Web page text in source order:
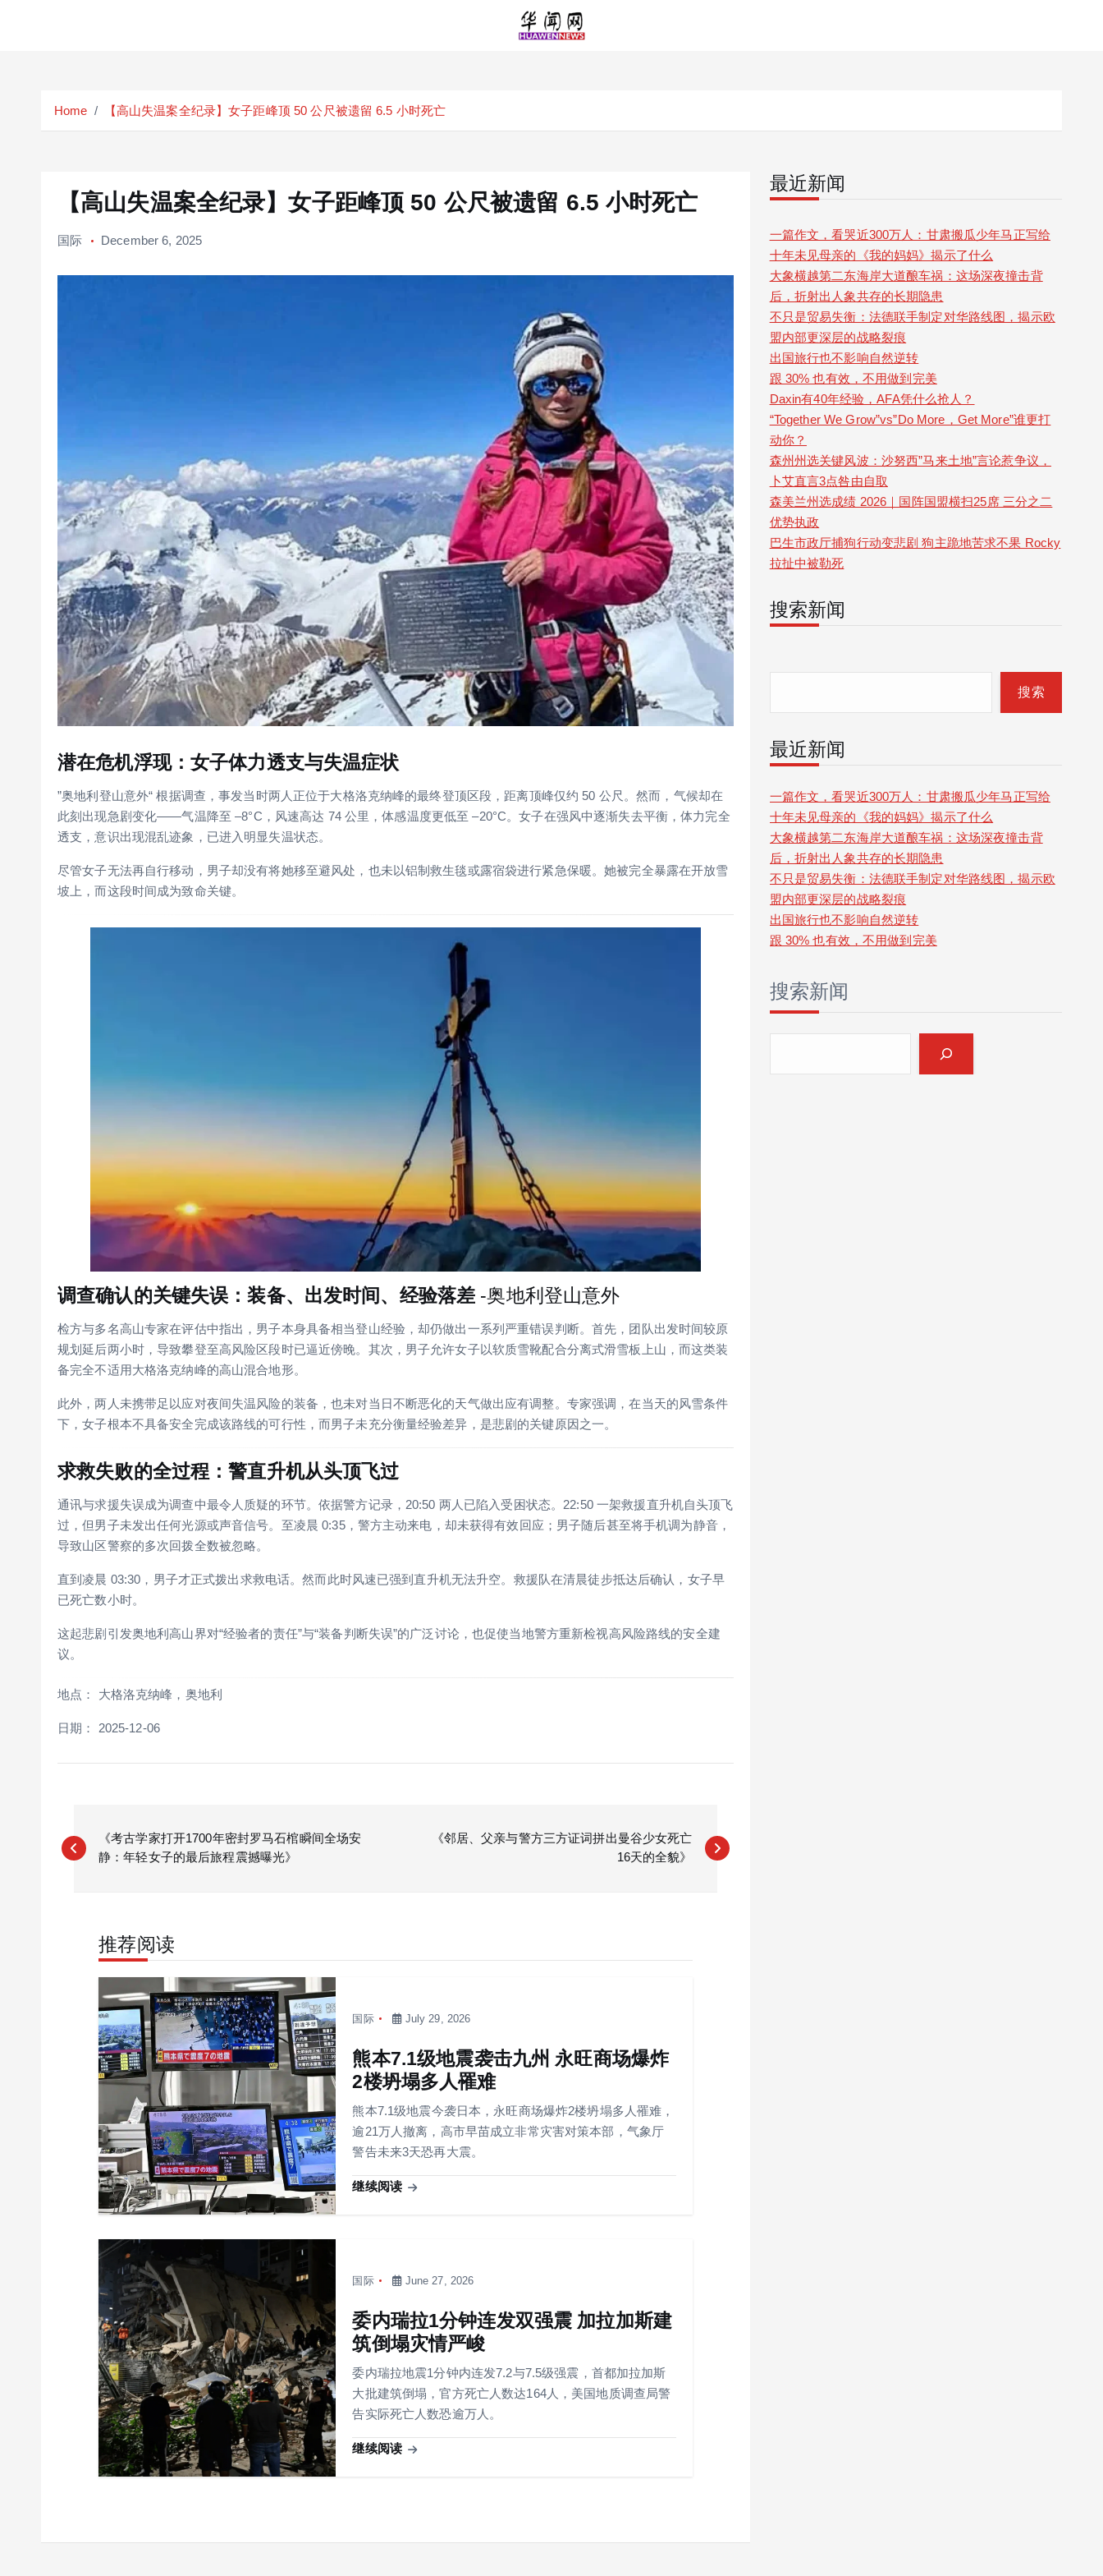
Home 【高山失温案全纪录】女子距峰顶 50 公尺被遗留 6.5 小时死亡
【高山失温案全纪录】女子距峰顶 50 公尺被遗留 6.5 小时死亡
国际 December 6, 2025
潜在危机浮现：女子体力透支与失温症状
”奥地利登山意外“ 根据调查，事发当时两人正位于大格洛克纳峰的最终登顶区段，距离顶峰仅约 50 公尺。然而，气候却在
此刻出现急剧变化——气温降至 –8°C，风速高达 74 公里，体感温度更低至 –20°C。女子在强风中逐渐失去平衡，体力完全
透支，意识出现混乱迹象，已进入明显失温状态。
尽管女子无法再自行移动，男子却没有将她移至避风处，也未以铝制救生毯或露宿袋进行紧急保暖。她被完全暴露在开放雪
坡上，而这段时间成为致命关键。
调查确认的关键失误：装备、出发时间、经验落差 -奥地利登山意外
检方与多名高山专家在评估中指出，男子本身具备相当登山经验，却仍做出一系列严重错误判断。首先，团队出发时间较原
规划延后两小时，导致攀登至高风险区段时已逼近傍晚。其次，男子允许女子以软质雪靴配合分离式滑雪板上山，而这类装
备完全不适用大格洛克纳峰的高山混合地形。
此外，两人未携带足以应对夜间失温风险的装备，也未对当日不断恶化的天气做出应有调整。专家强调，在当天的风雪条件
下，女子根本不具备安全完成该路线的可行性，而男子未充分衡量经验差异，是悲剧的关键原因之一。
求救失败的全过程：警直升机从头顶飞过
通讯与求援失误成为调查中最令人质疑的环节。依据警方记录，20:50 两人已陷入受困状态。22:50 一架救援直升机自头顶飞
过，但男子未发出任何光源或声音信号。至凌晨 0:35，警方主动来电，却未获得有效回应；男子随后甚至将手机调为静音，
导致山区警察的多次回拨全数被忽略。
直到凌晨 03:30，男子才正式拨出求救电话。然而此时风速已强到直升机无法升空。救援队在清晨徒步抵达后确认，女子早
已死亡数小时。
这起悲剧引发奥地利高山界对“经验者的责任”与“装备判断失误”的广泛讨论，也促使当地警方重新检视高风险路线的安全建
议。
地点： 大格洛克纳峰，奥地利
日期： 2025-12-06
o
s
《考古学家打开1700年密封罗马石棺瞬间全场安
静：年轻女子的最后旅程震撼曝光》
《邻居、父亲与警方三方证词拼出曼谷少女死亡
16天的全貌》
推荐阅读
国际 July 29, 2026
熊本7.1级地震袭击九州 永旺商场爆炸
2楼坍塌多人罹难
熊本7.1级地震今袭日本，永旺商场爆炸2楼坍塌多人罹难，
逾21万人撤离，高市早苗成立非常灾害对策本部，气象厅
警告未来3天恐再大震。
继续阅读
国际 June 27, 2026
委内瑞拉1分钟连发双强震 加拉加斯建
筑倒塌灾情严峻
委内瑞拉地震1分钟内连发7.2与7.5级强震，首都加拉加斯
大批建筑倒塌，官方死亡人数达164人，美国地质调查局警
告实际死亡人数恐逾万人。
继续阅读
最近新闻
一篇作文，看哭近300万人：甘肃搬瓜少年马正写给
十年未见母亲的《我的妈妈》揭示了什么
大象横越第二东海岸大道酿车祸：这场深夜撞击背
后，折射出人象共存的长期隐患
不只是贸易失衡：法德联手制定对华路线图，揭示欧
盟内部更深层的战略裂痕
出国旅行也不影响自然逆转
跟 30% 也有效，不用做到完美
Daxin有40年经验，AFA凭什么抢人？
“Together We Grow”vs”Do More，Get More”谁更打
动你？
森州州选关键风波：沙努西”马来土地”言论惹争议，
卜艾直言3点咎由自取
森美兰州选成绩 2026｜国阵国盟横扫25席 三分之二
优势执政
巴生市政厅捕狗行动变悲剧 狗主跪地苦求不果 Rocky
拉扯中被勒死
搜索新闻
r
c
h
搜索
最近新闻
一篇作文，看哭近300万人：甘肃搬瓜少年马正写给
十年未见母亲的《我的妈妈》揭示了什么
大象横越第二东海岸大道酿车祸：这场深夜撞击背
后，折射出人象共存的长期隐患
不只是贸易失衡：法德联手制定对华路线图，揭示欧
盟内部更深层的战略裂痕
出国旅行也不影响自然逆转
跟 30% 也有效，不用做到完美
搜索新闻